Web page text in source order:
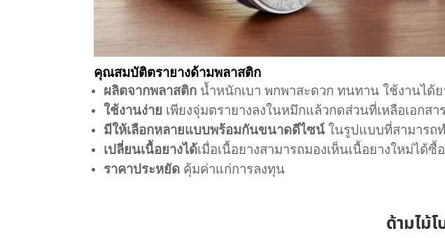
คุณสมบัติตรายางด้ามพลาสติก
ผลิตจากพลาสติก น้ำหนักเบา พกพาสะดวก ทนทาน ใช้งานได้
ใช้งานง่าย เพียงจุ่มตรายางลงในหมึกแล้วกดส่วนที่เหลือเอกส
มีให้เลือกหลายแบบพร้อมกันขนาดดีไซน์ ในรูปแบบที่สามารถ
เปลี่ยนเนื้อยางได้เมื่อเนื้อยางสามารถมองเห็นเนื้อยางใหม่ได้ซื้
ราคาประหยัด คุ้มค่าแก่การลงทุน
ด้ามไม้